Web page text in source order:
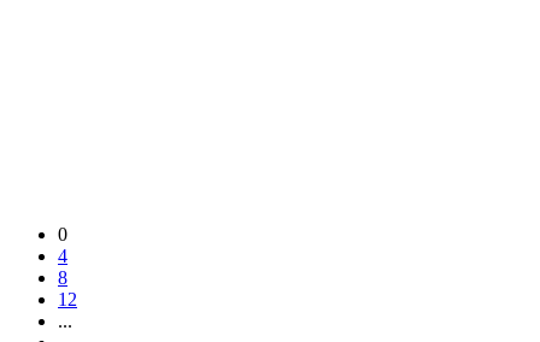
0
4
8
12
...